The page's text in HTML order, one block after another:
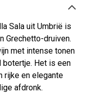
Sala uit Umbrië is
Grechetto-druiven.
met intense tonen
botertje. Het is een
rijke en elegante
afdronk.